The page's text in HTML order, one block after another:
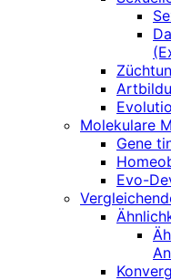
Molekulare
Gene
Evo-